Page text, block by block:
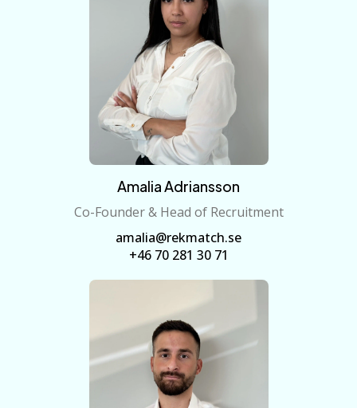
Amalia Adriansson
Co-Founder & Head of Recruitment
amalia@rekmatch.se
+46 70 281 30 71